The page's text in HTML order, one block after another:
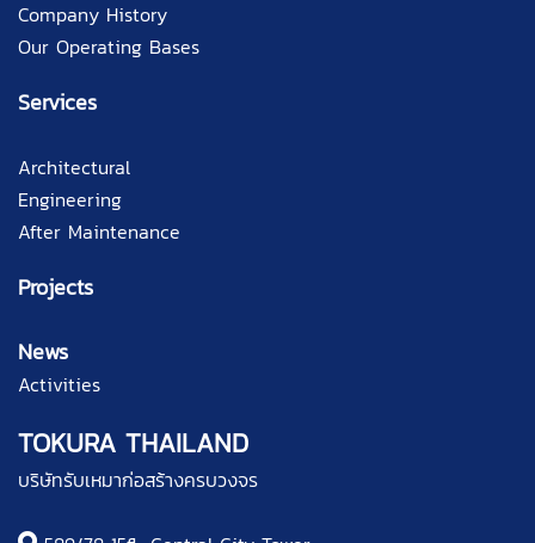
Company History
Our Operating Bases
Services
Architectural
Engineering
After Maintenance
Projects
News
Activities
TOKURA THAILAND
บริษัทรับเหมาก่อสร้างครบวงจร